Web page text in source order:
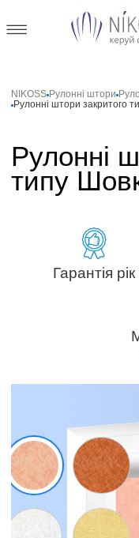
NIKOSS Рулонні штори
Рулонні штори закритого
Рулонні
типу
Гарантія рік